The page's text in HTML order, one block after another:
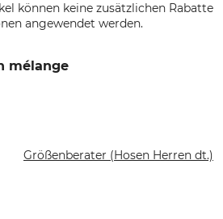
können keine zusätzlichen Rabatte
angewendet werden.
mélange
Größenberater (Hosen Herren dt.)